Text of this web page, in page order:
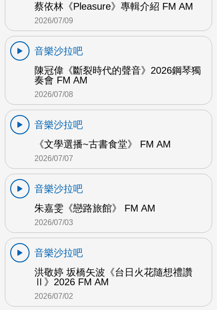
蔡依林《Pleasure》專輯介紹 FM AM
2026/07/09
音樂沙拉吧
陳冠偉《斷裂時代的聲音》2026鋼琴獨
奏會 FM AM
2026/07/08
音樂沙拉吧
《文學選播~古書食堂》 FM AM
2026/07/07
音樂沙拉吧
朱嘉雯《戀路旅館》 FM AM
2026/07/03
音樂沙拉吧
洪敬婷 坂橋矢波《台日火花隨想禮讚
Ⅱ》2026 FM AM
2026/07/02